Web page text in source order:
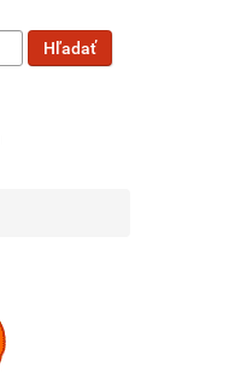
Hľadať